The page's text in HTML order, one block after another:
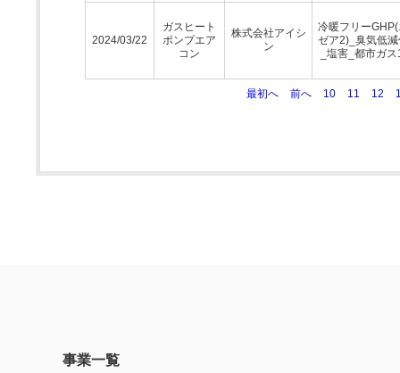
2024/03/22
ガスヒート
ポンプエア
コン
株式会社アイシ
ン
冷暖フリー
ゼア2)_臭気低減
_塩害_都市ガ
最初へ 前へ 10 11 12
事業一覧